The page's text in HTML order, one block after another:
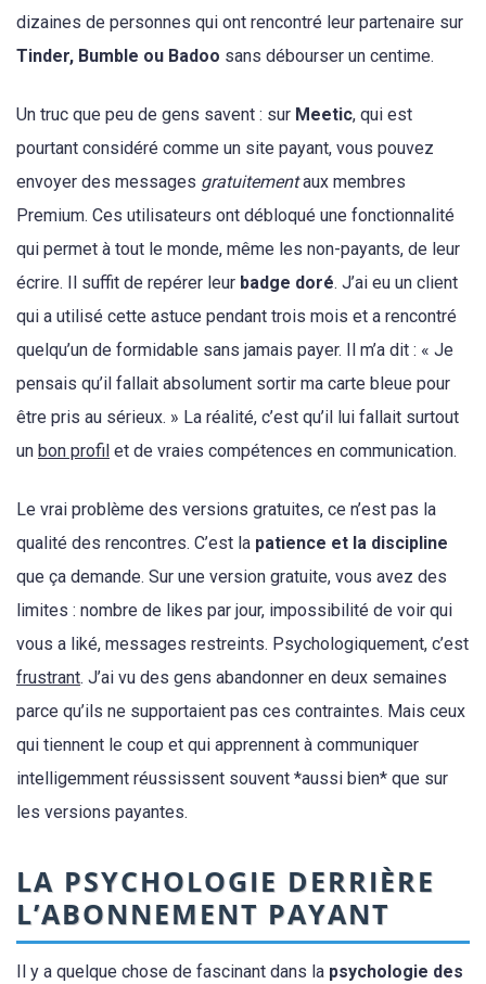
dizaines de personnes qui ont rencontré leur partenaire sur
Tinder, Bumble ou Badoo sans débourser un centime.
Un truc que peu de gens savent : sur Meetic, qui est
pourtant considéré comme un site payant, vous pouvez
envoyer des messages gratuitementaux membres
Premium. Ces utilisateurs ont débloqué une fonctionnalité
qui permet à tout le monde, même les non-payants, de leur
écrire. Il suffit de repérer leur badge doré. J’ai eu un client
qui a utilisé cette astuce pendant trois mois et a rencontré
quelqu’un de formidable sans jamais payer. Il m’a dit : « Je
pensais qu’il fallait absolument sortir ma carte bleue pour
être pris au sérieux. » La réalité, c’est qu’il lui fallait surtout
un bon profil et de vraies compétences en communication.
Le vrai problème des versions gratuites, ce n’est pas la
qualité des rencontres. C’est la patience et la discipline
que ça demande. Sur une version gratuite, vous avez des
limites : nombre de likes par jour, impossibilité de voir qui
vous a liké, messages restreints. Psychologiquement, c’est
frustrant. J’ai vu des gens abandonner en deux semaines
parce qu’ils ne supportaient pas ces contraintes. Mais ceux
qui tiennent le coup et qui apprennent à communiquer
intelligemment réussissent souvent *aussi bien* que sur
les versions payantes.
LA PSYCHOLOGIE DERRIÈRE
L’ABONNEMENT PAYANT
Il y a quelque chose de fascinant dans la psychologie des